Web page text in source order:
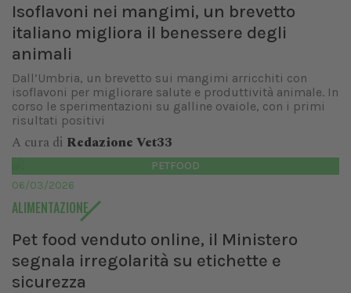
Isoflavoni nei mangimi, un brevetto
italiano migliora il benessere degli
animali
Dall’Umbria, un brevetto sui mangimi arricchiti con
isoflavoni per migliorare salute e produttività animale. In
corso le sperimentazioni su galline ovaiole, con i primi
risultati positivi
A cura di Redazione Vet33
PETFOOD
06/03/2026
ALIMENTAZIONE
Pet food venduto online, il Ministero
segnala irregolarità su etichette e
sicurezza